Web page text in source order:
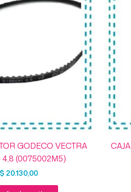
GODECO VECTRA
(0075002M5)
$ 20.130,00